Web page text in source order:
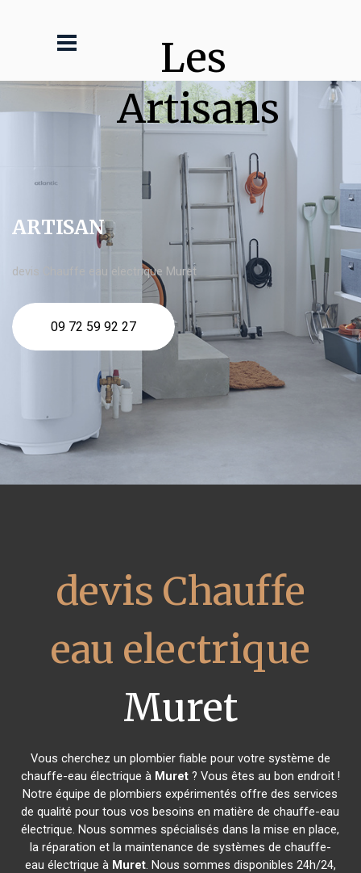
Les
Artisans
ARTISAN
devis Chauffe eau electrique Muret
09 72 59 92 27
devis Chauffe
eau electrique
Muret
Vous cherchez un plombier fiable pour votre système de
chauffe-eau électrique à Muret? Vous êtes au bon endroit !
Notre équipe de plombiers expérimentés offre des services
de qualité pour tous vos besoins en matière de chauffe-eau
électrique. Nous sommes spécialisés dans la mise en place,
la réparation et la maintenance de systèmes de chauffe-
eau électrique à Muret. Nous sommes disponibles 24h/24,